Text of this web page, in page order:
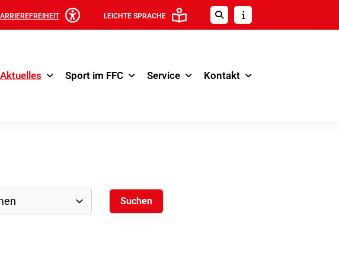
LEICHTE SPRACHE
Aktuelles Sport im FFC Service Kontakt